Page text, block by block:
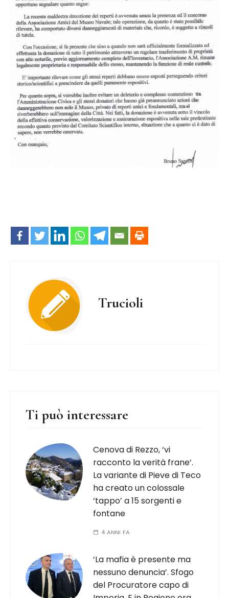
Trucioli
Ti può interessare
Cenova di Rezzo, ‘vi
racconto la verità frane’.
La variante di Pieve di Teco
ha creato un colossale
‘tappo’ a 15 sorgenti e
fontane
4 ANNI FA
‘La mafia è presente ma
nessuno denuncia’. Sfogo
del Procuratore capo di